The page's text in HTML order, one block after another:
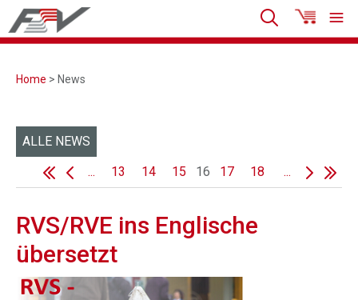
Home > News
ALLE NEWS
...
13 14 15 16 17 18 ...
RVS/RVE ins Englische
übersetzt